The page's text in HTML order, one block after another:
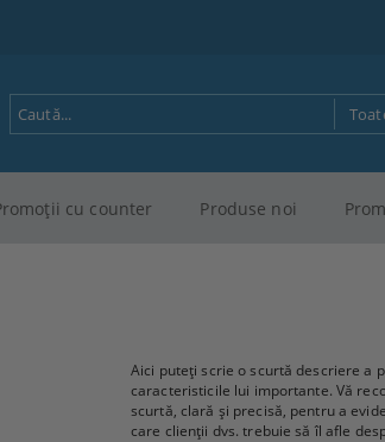
cu counter Produse noi
Aici puteți scrie o scurtă descriere a
caracteristicile lui importante. Vă
scurtă, clară și precisă, pentru a
care clienții dvs. trebuie să îl afle